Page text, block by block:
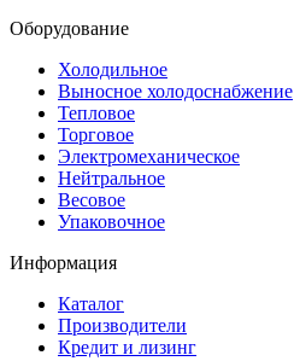
Оборудование
Холодильное
Выносное холодоснабжение
Тепловое
Торговое
Электромеханическое
Нейтральное
Весовое
Упаковочное
Информация
Каталог
Производители
Кредит и лизинг